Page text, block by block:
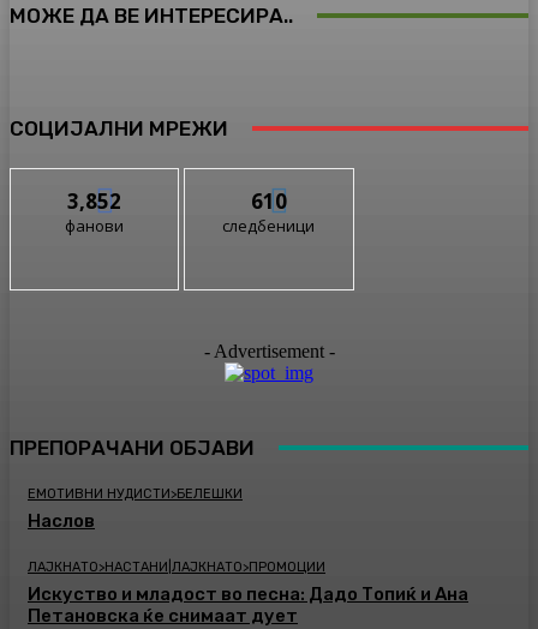
МОЖЕ ДА ВЕ ИНТЕРЕСИРА..
СОЦИЈАЛНИ МРЕЖИ
3,852
фанови
610
следбеници
- Advertisement -
ПРЕПОРАЧАНИ ОБЈАВИ
ЕМОТИВНИ НУДИСТИ>БЕЛЕШКИ
Наслов
ЛАЈКНАТО>НАСТАНИ|ЛАЈКНАТО>ПРОМОЦИИ
Искуство и младост во песна: Дадо Топиќ и Ана
Петановска ќе снимаат дует